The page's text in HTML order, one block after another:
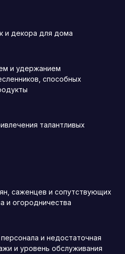
и декора для дома
и удержанием
способных
талантливых
саженцев и сопутствующих
и огородничества
и недостаточная
и уровень обслуживания